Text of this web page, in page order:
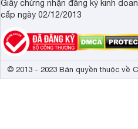
Giấy chứng nhận đăng ký kinh
cấp ngày 02/12/2013
© 2013 - 2023 Bản quyền thuộc về